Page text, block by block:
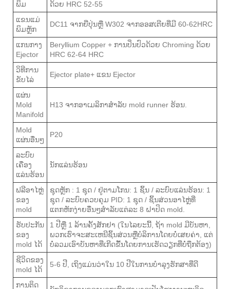
ພິມ
ດ້ວຍ HRC 52-55
ແຂນແມ່
ພິມຫຼັກ
DC11 ຈາກຍີ່ປຸ່ນຫຼື W302 ຈາກອອສເຕີຍທີ່ມີ 60-62HRC
ແກນກາງ
Ejector
Beryllium Copper + ການປິ່ນປົວດ້ວຍ Chroming ດ້ວຍ
HRC 62-64 HRC
ວິ​ທີ​ການ​
ຂັບ​ໄລ່​
Ejector plate+ ແຂນ Ejector
ແຜ່ນ
Mold
Manifold
H13 ຈາກອາເມລິກາສໍາລັບ mold runner ຮ້ອນ.
Mold
ແຜ່ນອື່ນໆ
P20
ລະບົບ
ເຄື່ອງ
ແລ່ນຮ້ອນ
ນັກແລ່ນຮ້ອນ
ຟລີອາໄຫຼ່
ຂອງ
mold
ຊຸດຫຼັກ : 1 ຊຸດ / ຢູ່ຕາມໂກນ: 1 ຊິ້ນ / ລະບົບແລ່ນຮ້ອນ: 1
ຊຸດ / ລະບົບຄວບຄຸມ PID: 1 ຊຸດ / ຊິ້ນສ່ວນອາໄຫຼ່ທີ່
ແຕກຫັກງ່າຍອື່ນໆສໍາລັບແຕ່ລະ 8 ຝາປິດ mold.
ຮັບປະກັນ
ຂອງ
mold ໄດ້
1 ປີຫຼື 1 ລ້ານຄັ້ງສັກຢາ (ໃນໄລຍະນີ້, ຖ້າ mold ມີບັນຫາ,
ພວກເຮົາຈະສະເຫນີຊິ້ນສ່ວນຫຼືບໍລິການໂດຍບໍ່ເສຍຄ່າ, ແຕ່
ບໍ່ລວມເອົາບັນຫາທີ່ເກີດຂື້ນໂດຍການເຮັດວຽກທີ່ບໍ່ຖືກຕ້ອງ)
ຊີວິດຂອງ
mold ໄດ້
5-6 ປີ, ເຖິງແມ່ນວ່າໃນ 10 ປີໃນການບໍາລຸງຮັກສາທີ່ດີ
ການຕິດ